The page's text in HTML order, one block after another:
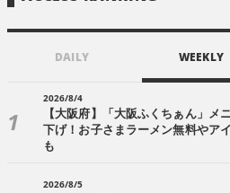
DAILY WEEKLY
2026/8/4
【大阪府】「大阪ふくちぁん」メ
下げ！お子さまラーメン無料やア
も
2026/8/5